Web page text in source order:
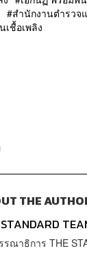
สำนักงานตำรวจ
เชื้อเพลิง
THE
รณาธิการ THE